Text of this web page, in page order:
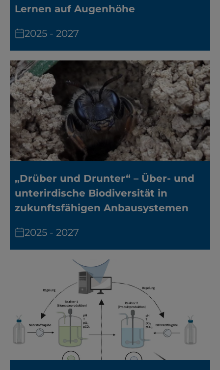
Lernen auf Augenhöhe
2025 - 2027
„Drüber und Drunter“ – Über- und
unterirdische Biodiversität in
zukunftsfähigen Anbausystemen
2025 - 2027